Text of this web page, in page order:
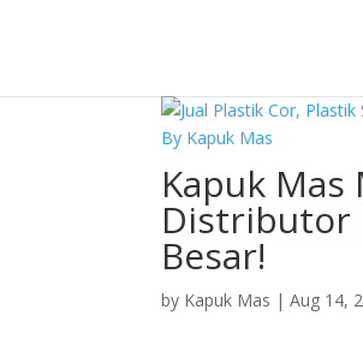
Kapuk
Distributor
Besar!
by Kapuk Mas |Aug 14,